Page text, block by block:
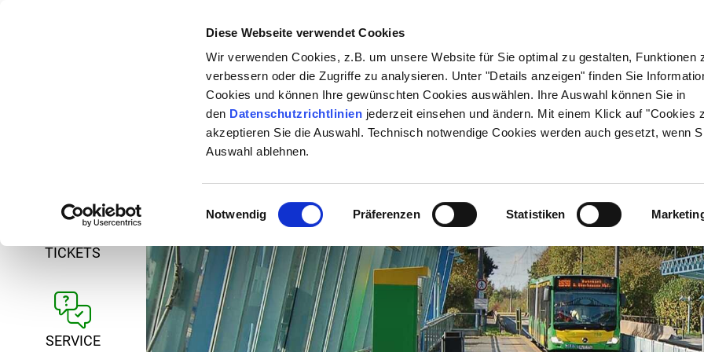
Diese Webseite verwendet Cookies
Wir verwenden Cookies, z.B. um unsere Website für Sie optimal zu gestalten, Funktionen
verbessern oder die Zugriffe zu analysieren. Unter "Details anzeigen" finden Sie
Cookies und können Ihre gewünschten Cookies auswählen. Ihre Auswahl können Sie in
den Datenschutzrichtlinien jederzeit einsehen und ändern. Mit einem Klick auf "Cookies
akzeptieren Sie die Auswahl. Technisch notwendige Cookies werden auch gesetzt, wenn
Auswahl ablehnen.
Einwilligungsauswahl
Notwendig Präferenzen Statistiken
24-H-HOTLINE: 0800 6 50 40 30*
* gebührenfrei aus allen dt. Netzen
TICKETS
SERVICE